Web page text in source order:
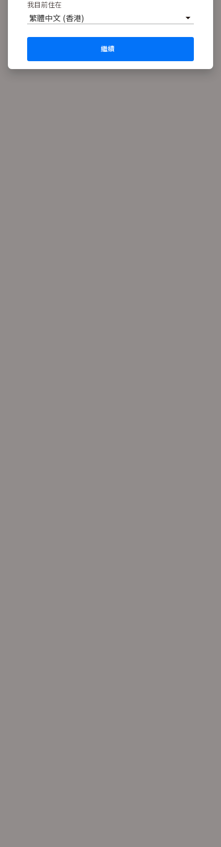
我目前住在
繁體中文 (香港)
繼續